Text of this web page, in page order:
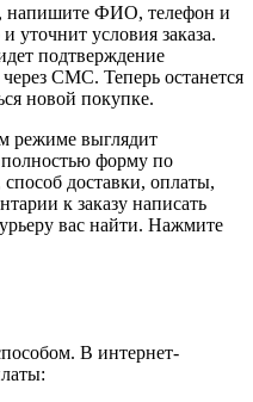
напишите ФИО, телефон и
уточнит условия заказа.
подтверждение
СМС. Теперь останется
новой покупке.
режиме выглядит
форму по
доставки, оплаты,
к заказу написать
вас найти. Нажмите
В интернет-